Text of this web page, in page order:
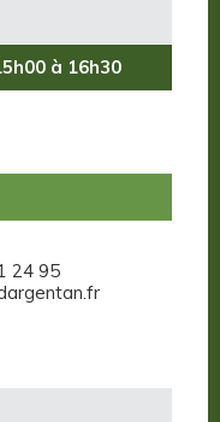
à 16h30
24 95